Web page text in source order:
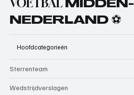
VOETBAL MIDDEN-
NEDERLAND ⚽
Hoofdcategorieën
Sterrenteam
Wedstrijdverslagen